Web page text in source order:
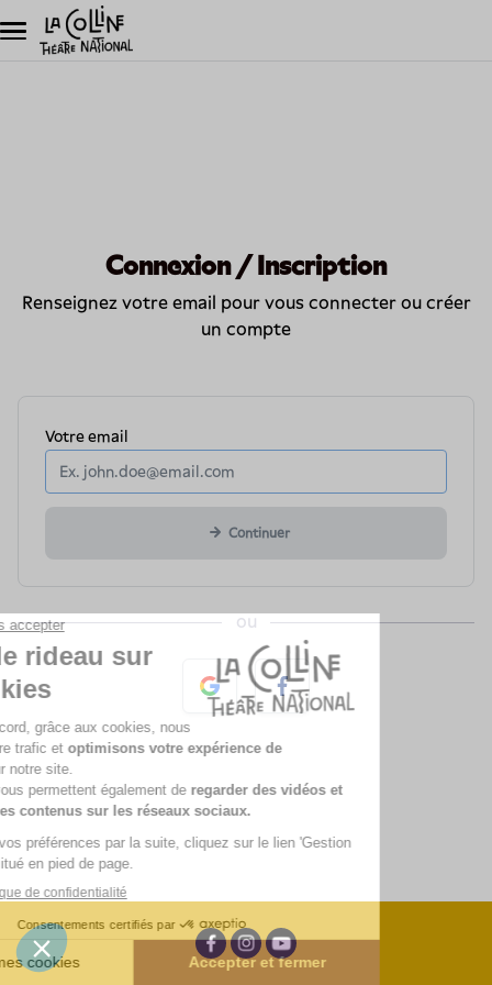
Aller au contenu principal
Connexion / Inscription
Renseignez votre email pour vous connecter ou créer
un compte
Votreemail
Continuer